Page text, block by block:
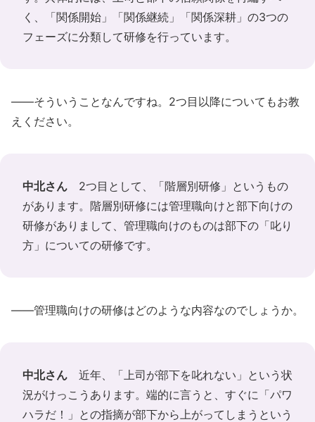
く、「関係開始」「関係継続」「関係深耕」の3つの
フェーズに分類して研修を行っています。
――そういうことなんですね。2つ目以降についてもお教
えください。
中北さん 2つ目として、「階層別研修」というもの
があります。階層別研修には管理職向けと部下向けの
研修がありまして、管理職向けのものは部下の「叱り
方」についての研修です。
――管理職向けの研修はどのような内容なのでしょうか。
中北さん 近年、「上司が部下を叱れない」という状
況がけっこうあります。端的に言うと、すぐに「パワ
ハラだ！」との指摘が部下から上がってしまうという